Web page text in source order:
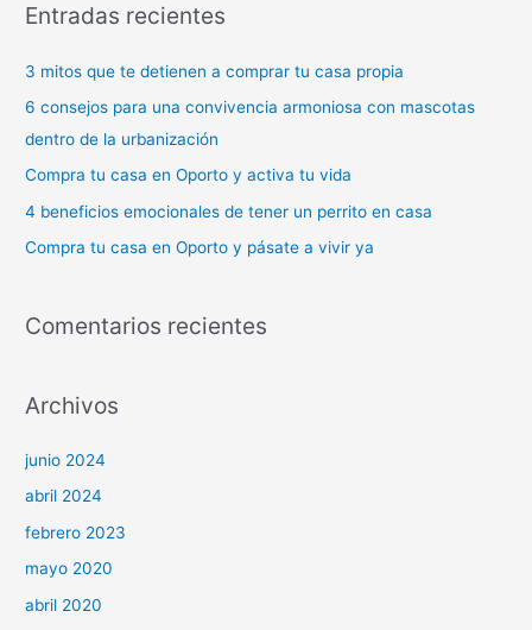
c
p
o
r
:
Entradas recientes
3 mitos que te detienen a comprar tu casa propia
6 consejos para una convivencia armoniosa con mascotas
dentro de la urbanización
Compra tu casa en Oporto y activa tu vida
4 beneficios emocionales de tener un perrito en casa
Compra tu casa en Oporto y pásate a vivir ya
Comentarios recientes
Archivos
junio 2024
abril 2024
febrero 2023
mayo 2020
abril 2020